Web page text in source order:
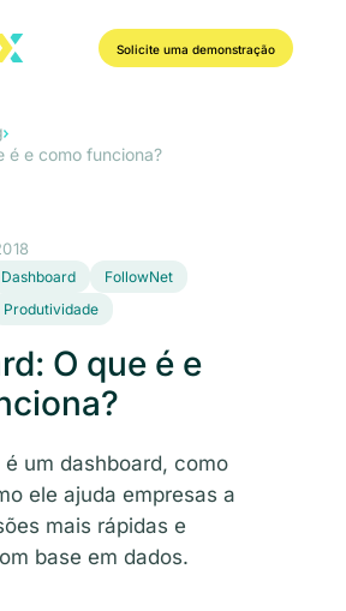
Solicite uma demonstração
é e como funciona?
Dashboard
FollowNet
Produtividade
O que é e
é um dashboard, como
ele ajuda empresas a
mais rápidas e
base em dados.